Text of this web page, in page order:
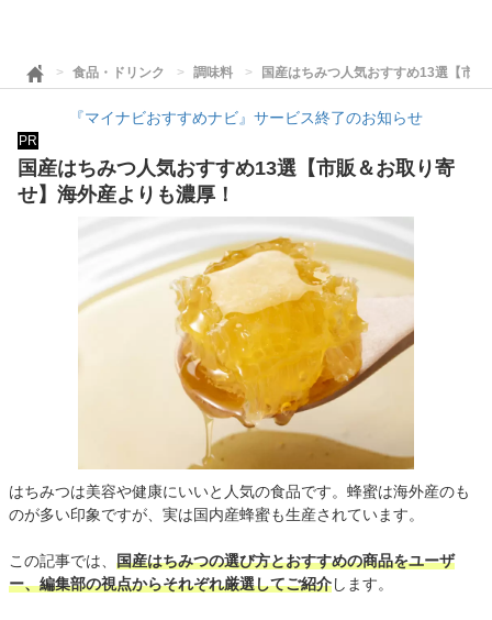
食品・ドリンク 調味料 国産はちみつ人気おすすめ13選【市
『マイナビおすすめナビ』サービス終了のお知らせ
PR
国産はちみつ人気おすすめ13選【市販＆お取り寄
せ】海外産よりも濃厚！
はちみつは美容や健康にいいと人気の食品です。蜂蜜は海外産のも
のが多い印象ですが、実は国内産蜂蜜も生産されています。
この記事では、 国産はちみつの選び方とおすすめの商品をユーザ
ー、編集部の視点からそれぞれ厳選してご紹介します。